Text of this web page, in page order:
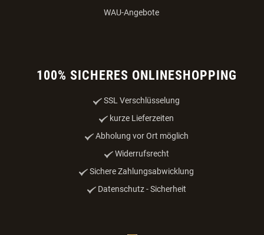
WAU-Angebote
100% SICHERES ONLINESHOPPING
SSL Verschlüsselung
kurze Lieferzeiten
Abholung vor Ort möglich
Widerrufsrecht
Sichere Zahlungsabwicklung
Datenschutz - Sicherheit